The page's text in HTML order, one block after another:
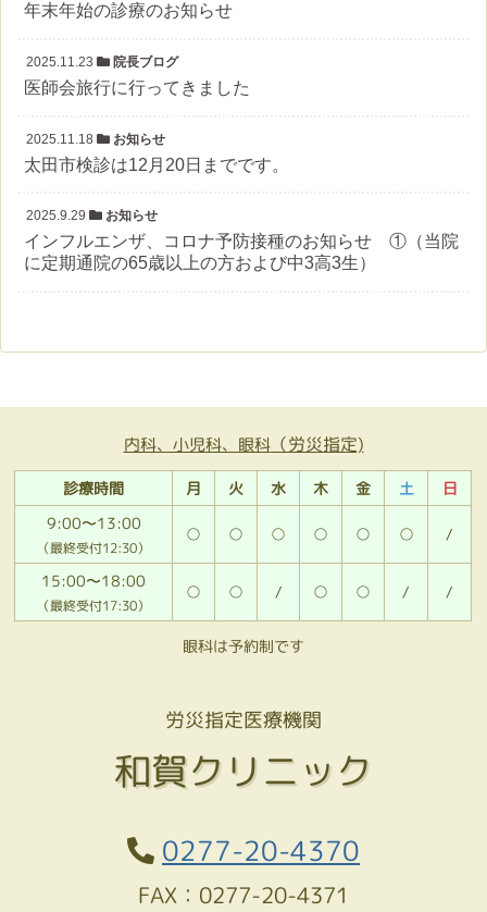
年末年始の診療のお知らせ
2025.11.23 院長ブログ
医師会旅行に行ってきました
2025.11.18 お知らせ
太田市検診は12月20日までです。
2025.9.29 お知らせ
インフルエンザ、コロナ予防接種のお知らせ ①（当院
に定期通院の65歳以上の方および中3高3生）
内科、小児科、眼科（労災指定)
診療時間 月 火 水 木 金 土
日
9:00〜13:00
（最終受付12:30）
○ ○ ○ ○ ○ ○ /
15:00〜18:00
（最終受付17:30）
○ ○ / ○ ○ / /
眼科は予約制です
労災指定医療機関
和賀クリニック
0277-20-4370
FAX：0277-20-4371